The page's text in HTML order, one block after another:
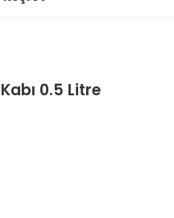
0.5 Litre